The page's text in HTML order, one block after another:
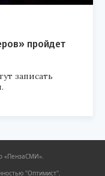
пройдет
записать
«ПензаСМИ».
"Оптимист".